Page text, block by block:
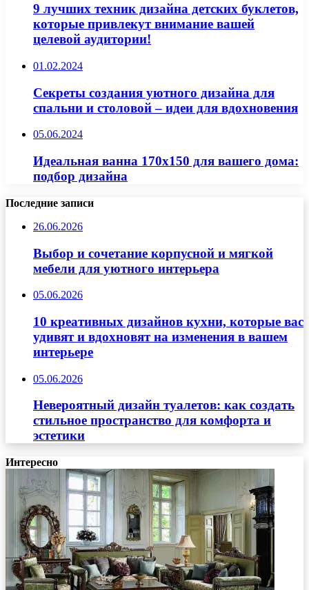
9 лучших техник дизайна детских буклетов,
которые привлекут внимание вашей
целевой аудитории!
01.02.2024
Секреты создания уютного дизайна для
спальни и столовой – идеи для вдохновения
05.06.2024
Идеальная ванна 170х150 для вашего дома:
подбор дизайна
Последние записи
26.06.2026
Выбор и сочетание корпусной и мягкой
мебели для уютного интерьера
05.06.2026
10 креативных дизайнов кухни, которые вас
удивят и вдохновят на изменения в вашем
интерьере
05.06.2026
Невероятный дизайн туалетов: как создать
стильное пространство для комфорта и
эстетики
Интересно